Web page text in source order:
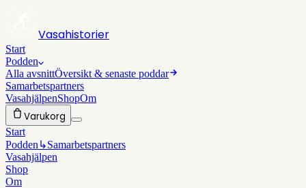
Vasahistorier
Start
Podden
Alla avsnittÖversikt & senaste poddar
Samarbetspartners
VasahjälpenShopOm
Varukorg
Start
Podden ↳Samarbetspartners
Vasahjälpen
Shop
Om